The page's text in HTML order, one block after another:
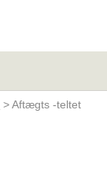
> Aftægts -teltet